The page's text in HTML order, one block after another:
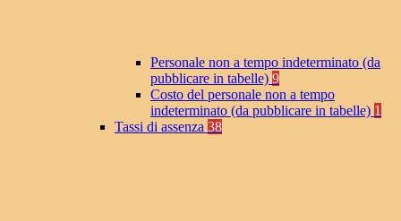
Personale non a tempo indeterminato (da
pubblicare in tabelle) 9
Costo del personale non a tempo
indeterminato (da pubblicare in tabelle) 1
Tassi di assenza 38